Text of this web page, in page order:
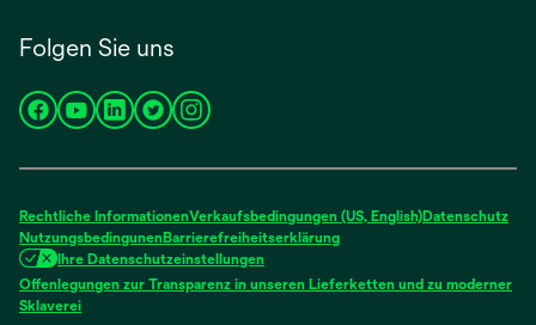
Folgen Sie uns
wird
neuen
Registerkarte
geöffnet
wird
neuen
Registerkarte
geöffnet
wird
neuen
Registerkarte
geöffnet
wird
neuen
Registerkarte
geöffnet
wird
neuen
Registerkarte
geöffnet
Rechtliche InformationenVerkaufsbedingungen (US, English)Datenschutz
NutzungsbedingunenBarrierefreiheitserklärung
Ihre Datenschutzeinstellungen
Offenlegungen zur Transparenz in unseren Lieferketten und zu moderner
Sklavereiwird